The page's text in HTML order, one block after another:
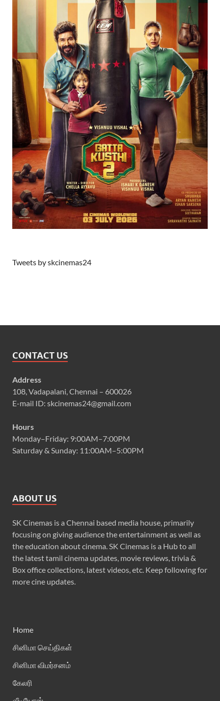
Tweets by skcinemas24
CONTACT US
Address
108, Vadapalani, Chennai – 600026
E-mail ID: skcinemas24@gmail.com
Hours
Monday–Friday: 9:00AM–7:00PM
Saturday & Sunday: 11:00AM–5:00PM
ABOUT US
SK Cinemas is a Chennai based media house, primarily
focusing on giving audience the entertainment as well as
the education about cinema. SK Cinemas is a Hub to all
the latest tamil cinema updates, movie reviews, trivia &
Box office collections, latest videos, etc. Keep following for
more cine updates.
Home
சினிமா செய்திகள்
சினிமா விமர்சனம்
கேலரி